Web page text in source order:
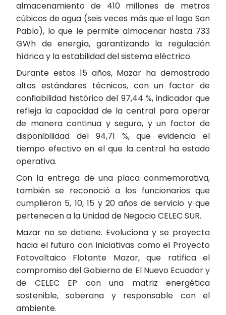
almacenamiento de 410 millones de metros
cúbicos de agua (seis veces más que el lago San
Pablo), lo que le permite almacenar hasta 733
GWh de energía, garantizando la regulación
hídrica y la estabilidad del sistema eléctrico.
Durante estos 15 años, Mazar ha demostrado
altos estándares técnicos, con un factor de
confiabilidad histórico del 97,44 %, indicador que
refleja la capacidad de la central para operar
de manera continua y segura, y un factor de
disponibilidad del 94,71 %, que evidencia el
tiempo efectivo en el que la central ha estado
operativa.
Con la entrega de una placa conmemorativa,
también se reconoció a los funcionarios que
cumplieron 5, 10, 15 y 20 años de servicio y que
pertenecen a la Unidad de Negocio CELEC SUR.
Mazar no se detiene. Evoluciona y se proyecta
hacia el futuro con iniciativas como el Proyecto
Fotovoltaico Flotante Mazar, que ratifica el
compromiso del Gobierno de El Nuevo Ecuador y
de CELEC EP con una matriz energética
sostenible, soberana y responsable con el
ambiente.